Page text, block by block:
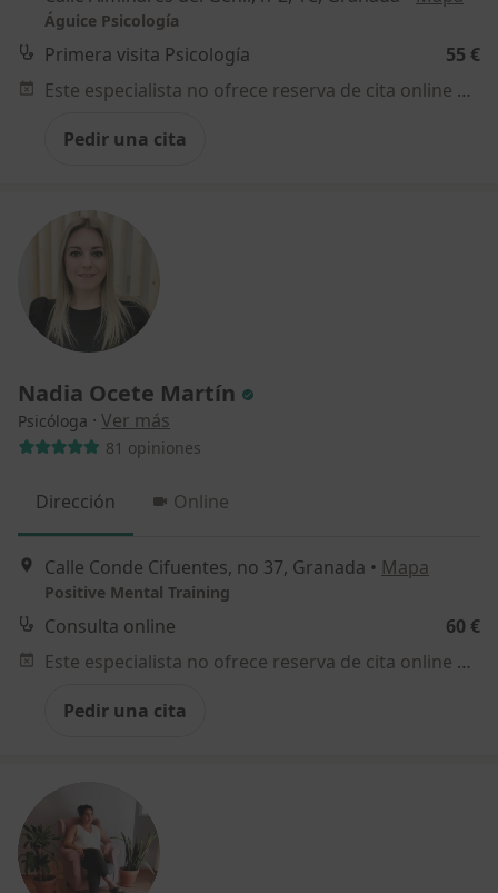
Águice Psicología
Primera visita Psicología
55 €
Este especialista no ofrece reserva de cita online en esta dirección.
Pedir una cita
Nadia Ocete Martín
Psicóloga · Ver más
81 opiniones
Dirección Online
Calle Conde Cifuentes, no 37, Granada • Mapa
Positive Mental Training
Consulta online
60 €
Este especialista no ofrece reserva de cita online en esta dirección.
Pedir una cita